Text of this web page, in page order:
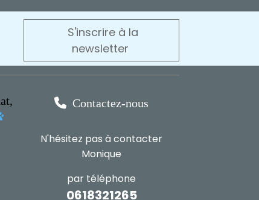
S'inscrire à la
newsletter
 Contactez-nous
N'hésitez pas à contacter
Monique
par téléphone
0618321265